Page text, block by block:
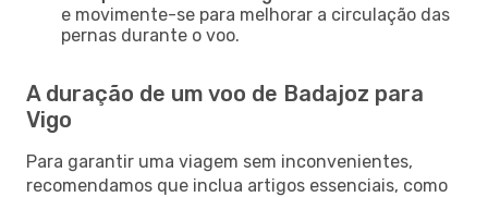
e movimente-se para melhorar a circulação das
pernas durante o voo.
A duração de um voo de Badajoz para
Vigo
Para garantir uma viagem sem inconvenientes,
recomendamos que inclua artigos essenciais, como